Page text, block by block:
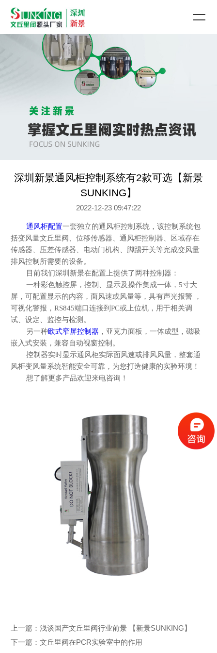
深圳新景通风柜控制系统有2款可选【新景
SUNKING】
2022-12-23 09:47:22
通风柜配置一套独立的通风柜控制系统，该控制系统包
括变风量文丘里阀、位移传感器、通风柜控制器、区域存在
传感器、压差传感器、电动门机构、脚踢开关等完成变风量
排风控制所需要的设备。
目前我们深圳新景在配置上提供了两种控制器：
一种彩色触控屏，控制、显示及操作集成一体， 5寸大
屏， 可配置显示的内容，面风速或风量等，具有声光报警 ，
可视化警报， RS845端口连接到PC或上位机，用于相关调
试、设定、监控与检测。
另一种欧式窄屏控制器 ，亚克力面板，一体成型，磁吸
嵌入式安装，兼容自动视窗控制。
控制器实时显示通风柜实际面风速或排风风量，整套通
风柜变风量系统智能安全可靠，为您打造健康的实验环境！
想了解更多产品欢迎来电咨询！
上一篇： 浅谈国产文丘里阀行业前景 【新景SUNKING】
下一篇： 文丘里阀在PCR实验室中的作用